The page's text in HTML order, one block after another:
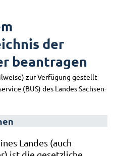
der
beantragen
zur Verfügung gestellt
(BUS) des Landes Sachsen-
Landes (auch